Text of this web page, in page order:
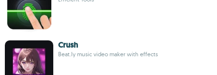
Crush
Beat.ly music video maker with effects